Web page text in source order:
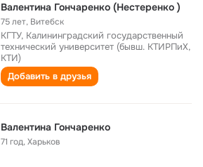
Валентина Гончаренко (Нестеренко )
75 лет, Витебск
КГТУ, Калининградский государственный
технический университет (бывш. КТИРПиХ,
КТИ)
Добавить в друзья
Валентина Гончаренко
71 год,Харьков